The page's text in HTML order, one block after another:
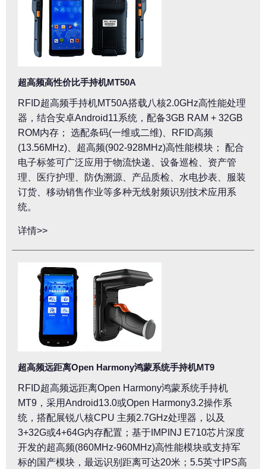
超高频高性价比手持机MT50A
RFID超高频手持机MT50A搭载八核2.0GHz高性能处理
器，结合安卓Android11系统，配备3GB RAM + 32GB
ROM内存； 选配条码(一维或二维)、RFID高频
(13.56MHz)、超高频(902-928MHz)高性能模块； 配合
电子标签可广泛应用于物流快递、设备巡检、资产管
理、医疗护理、防伪溯源、产品质检、水电抄表、服装
订货、移动销售作业等多种无线射频识别技术应用系
统。
详情>>
超高频远距离Open Harmony鸿蒙系统手持机MT9
RFID超高频远距离Open Harmony鸿蒙系统手持机
MT9，采用Android13.0或Open Harmony3.2操作系
统，搭配展锐八核CPU 主频2.7GHz处理器，以及
3+32G或4+64G内存配置；基于IMPINJ E710芯片深度
开发的超高频(860MHz-960MHz)高性能模块或支持军
标的国产模块，最远识别距离可达20米；5.5英寸IPS高